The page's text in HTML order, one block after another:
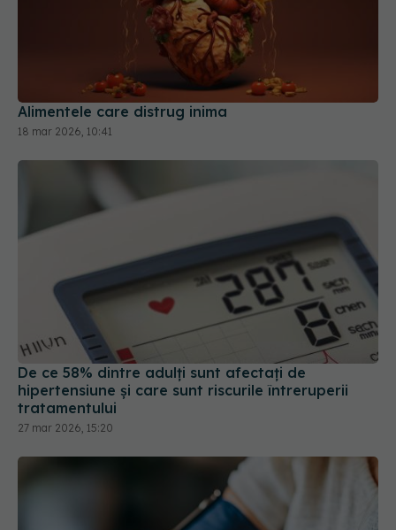
Alimentele care distrug inima
18 mar 2026, 10:41
De ce 58% dintre adulți sunt afectați de
hipertensiune și care sunt riscurile întreruperii
tratamentului
27 mar 2026, 15:20